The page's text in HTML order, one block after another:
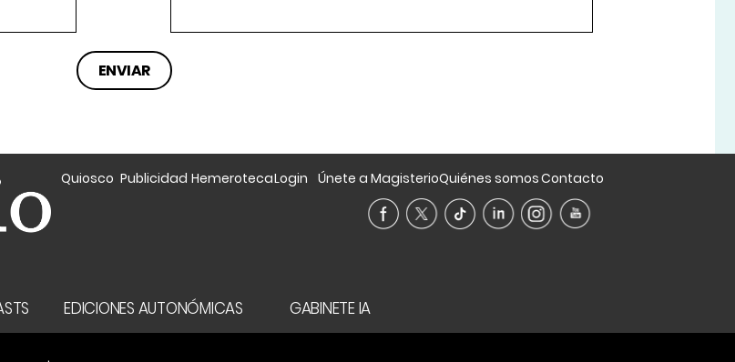
Quiosco Publicidad HemerotecaLogin Únete a MagisterioQuiénes somosContacto
EDICIONES AUTONÓMICAS GABINETE IA